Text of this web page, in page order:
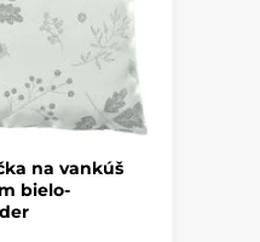
na vankúš
bielo-